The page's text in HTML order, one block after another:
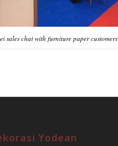
sales chat with furniture paper customers
Yodean